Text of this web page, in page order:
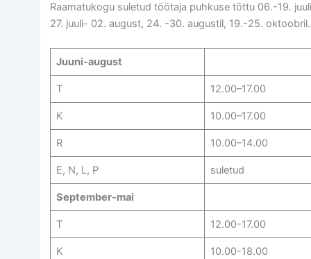
Raamatukogu suletud töötaja puhkuse tõttu 06.-19.
27. juuli- 02. august, 24. -30. augustil, 19.-25. oktoobril.
Juuni-august
T 12.00–17.00
K 10.00–17.00
R 10.00–14.00
E, N, L, P suletud
September-mai
T 12.00-17.00
K 10.00-18.00